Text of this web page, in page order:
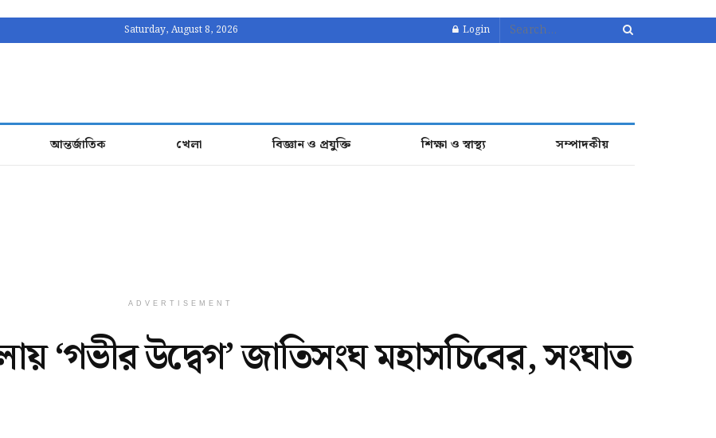
Saturday, August 8, 2026 Login
আন্তর্জাতিক খেলা বিজ্ঞান ও প্রযুক্তি শিক্ষা ও স্বাস্থ্য সম্পাদকীয়
ADVERTISEMENT
‘গভীর উদ্বেগ’ জাতিসংঘ মহাসচিবের, সংঘাত